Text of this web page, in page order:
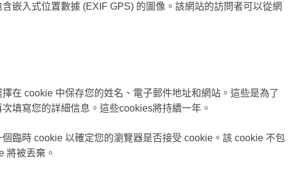
嵌入式位置數據 (EXIF GPS) 的圖像。該網站的訪問者可以從網
在 cookie 中保存您的姓名、電子郵件地址和網站。這些是為了
填寫您的詳細信息。這些cookies將持續一年。
臨時 cookie 以確定您的瀏覽器是否接受 cookie。該 cookie 不包
將被丟棄。